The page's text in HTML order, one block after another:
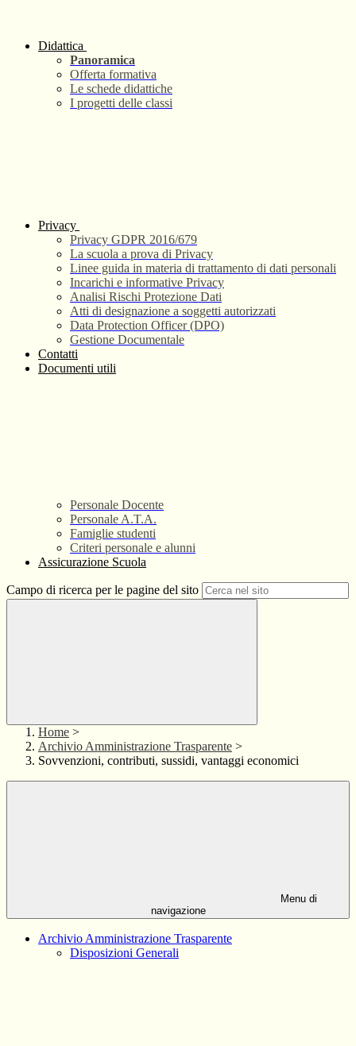
Didattica
Panoramica
Offerta formativa
Le schede didattiche
I progetti delle classi
Privacy
Privacy GDPR 2016/679
La scuola a prova di Privacy
Linee guida in materia di trattamento di dati personali
Incarichi e informative Privacy
Analisi Rischi Protezione Dati
Atti di designazione a soggetti autorizzati
Data Protection Officer (DPO)
Gestione Documentale
Contatti
Documenti utili
Personale Docente
Personale A.T.A.
Famiglie studenti
Criteri personale e alunni
Assicurazione Scuola
Campo di ricerca per le pagine del sito
Home >
Archivio Amministrazione Trasparente >
Sovvenzioni, contributi, sussidi, vantaggi economici
Menu di
navigazione
Archivio Amministrazione Trasparente
Disposizioni Generali